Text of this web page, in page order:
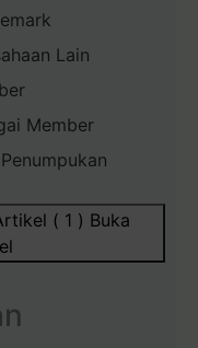
Lain
Member
( 1 ) Buka